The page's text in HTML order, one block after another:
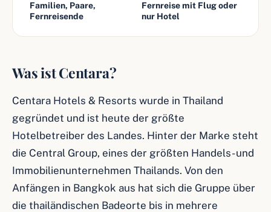
Familien, Paare,
Fernreisende
Fernreise mit Flug oder
nur Hotel
Was ist Centara?
Centara Hotels & Resorts wurde in Thailand
gegründet und ist heute der größte
Hotelbetreiber des Landes. Hinter der Marke steht
die Central Group, eines der größten Handels- und
Immobilienunternehmen Thailands. Von den
Anfängen in Bangkok aus hat sich die Gruppe über
die thailändischen Badeorte bis in mehrere